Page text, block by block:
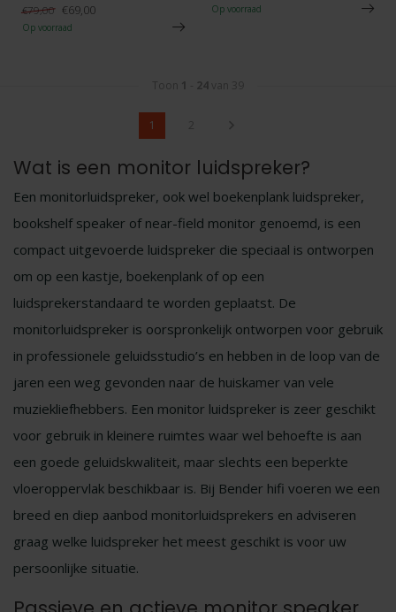
€79,00 €69,00
Op voorraad
Op voorraad
Toon 1 24 van 39
1
Wat is een monitor luidspreker?
Een monitorluidspreker, ook wel boekenplank luidspreker,
bookshelf speaker of near-field monitor genoemd, is een
compact uitgevoerde luidspreker die speciaal is ontworpen
om op een kastje, boekenplank of op een
luidsprekerstandaard te worden geplaatst. De
monitorluidspreker is oorspronkelijk ontworpen voor gebruik
in professionele geluidsstudio’s en hebben in de loop van de
jaren een weg gevonden naar de huiskamer van vele
muziekliefhebbers. Een monitor luidspreker is zeer geschikt
voor gebruik in kleinere ruimtes waar wel behoefte is aan
een goede geluidskwaliteit, maar slechts een beperkte
vloeroppervlak beschikbaar is. Bij Bender hifi voeren we een
breed en diep aanbod monitorluidsprekers en adviseren
graag welke luidspreker het meest geschikt is voor uw
persoonlijke situatie.